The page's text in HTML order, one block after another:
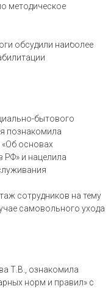
методическое
обсудили наиболее
бытового
познакомила
основах
РФ» и нацелила
сотрудников на тему
самовольного ухода
Т.В., ознакомила
норм и правил» с